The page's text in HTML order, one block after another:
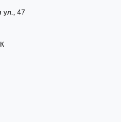
ул., 47